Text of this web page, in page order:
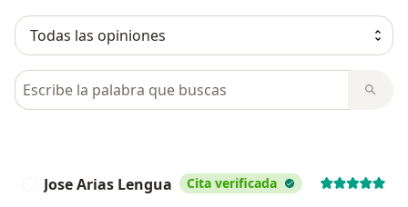
Busca en opiniones
Jose Arias Lengua Cita verificada